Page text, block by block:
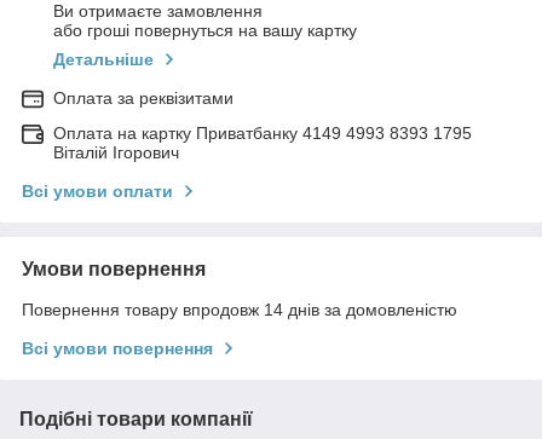
Ви отримаєте замовлення
або гроші повернуться на вашу картку
Детальніше
Оплата за реквізитами
Оплата на картку Приватбанку 4149 4993 8393 1795
Віталій Ігорович
Всі умови оплати
Умови повернення
Повернення товару впродовж 14 днів за домовленістю
Всі умови повернення
Подібні товари компанії